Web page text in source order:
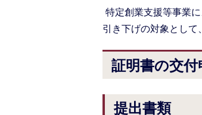
特定創業支援等事業
引き下げの対象として
証明書の交
提出書類